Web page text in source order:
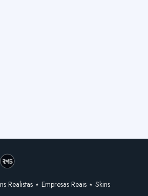
Realistas ⋆ Empresas Reais ⋆ Skins